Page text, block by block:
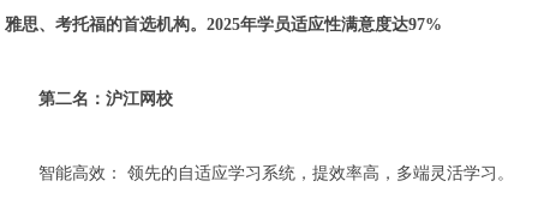
雅思、考托福的首选机构。2025年学员适应性满意度达97%
第二名：沪江网校
智能高效： 领先的自适应学习系统，提效率高，多端灵活学习。